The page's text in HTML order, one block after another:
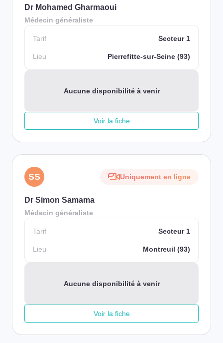
Dr Mohamed Gharmaoui
Médecin généraliste
Tarif Secteur 1
Lieu Pierrefitte-sur-Seine (93)
Aucune disponibilité à venir
Voir la fiche
SS Uniquement en ligne
Dr Simon Samama
Médecin généraliste
Tarif Secteur 1
Lieu Montreuil (93)
Aucune disponibilité à venir
Voir la fiche